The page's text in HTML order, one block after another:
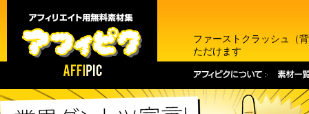
ファーストクラッシュ（
ただけます